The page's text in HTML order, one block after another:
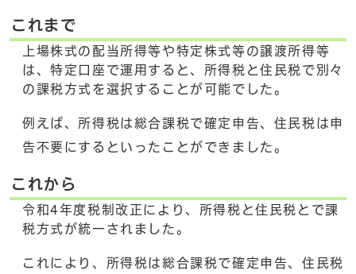
これまで
上場株式の配当所得等や特定株式等の譲渡所得等
は、特定口座で運用すると、所得税と住民税で別々
の課税方式を選択することが可能でした。
例えば、所得税は総合課税で確定申告、住民税は申
告不要にするといったことができました。
これから
令和4年度税制改正により、所得税と住民税とで課
税方式が統一されました。
これにより、所得税は総合課税で確定申告、住民税